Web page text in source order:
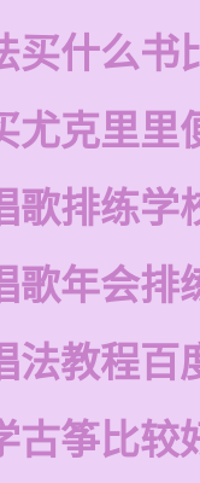
买什么书
尤克里里
歌排练学
歌年会排
法教程百
古筝比较